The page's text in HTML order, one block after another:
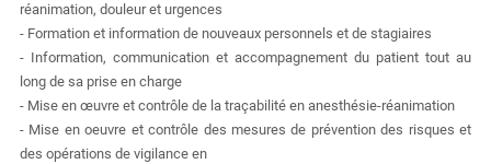
réanimation, douleur et urgences
- Formation et information de nouveaux personnels et de stagiaires
- Information, communication et accompagnement du patient tout au
long de sa prise en charge
- Mise en œuvre et contrôle de la traçabilité en anesthésie-réanimation
- Mise en oeuvre et contrôle des mesures de prévention des risques et
des opérations de vigilance en